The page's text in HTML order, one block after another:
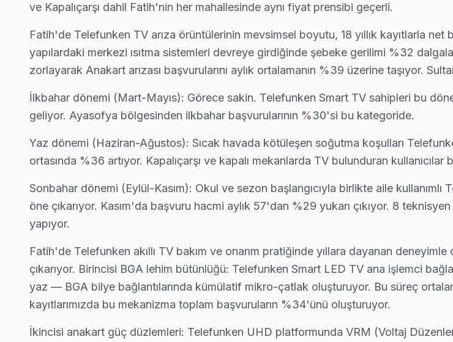
Hocapaşa'de Telefunken TV güç kartı kondansatör şişmesi en yaygın arızalardan biri. Değişim için
Hocapaşa Telefunken Açılmıyor Arıza →
İskenderpaşa Telefunken Servis
İskenderpaşa mahallesi Telefunken TV teknisyeniniz ortalama 90 dakikada kapınızda: araç takip
İskenderpaşa Telefunken Anakart Tamiri →
Kalenderhane Telefunken Servis
Kalenderhane'deki Telefunken TV kullanıcılarına ikinci el cihaz alırken de yardımcı oluyoruz: satın alma
Fatih TV Servis Merkezi →
Karagümrük Telefunken Servis
Fatih'da Karagümrük mahallesi Telefunken TV servisi için kapıya kadar ücretsiz teşhis yapıyoruz; tamir
Karagümrük Telefunken Açılmıyor Arıza →
Katip Kasım Telefunken Servis
Fatih genelinde Katip Kasım bölgesinde Telefunken TV kullanıcılarına tam donanımlı servis. Ekibimiz
Katip Kasım Telefunken Açılmıyor Arıza →
Kemalpaşa Telefunken Servis
Kemalpaşa mahallesinde Telefunken TV arızaları için aynı gün randevu. Fatih'nın bu bölgesine teknik
ve Kapalıçarşı dahil Fatih'nin her mahallesinde aynı fiyat prensibi geçerli.
Fatih'de Telefunken TV arıza örüntülerinin mevsimsel boyutu, 18 yıllık kayıtlarla
yapılardaki merkezi ısıtma sistemleri devreye girdiğinde şebeke gerilimi %32
zorlayarak Anakart arızası başvurularını aylık ortalamanın %39 üzerine taşıyor.
İlkbahar dönemi (Mart-Mayıs): Görece sakin. Telefunken Smart TV sahipleri bu
geliyor. Ayasofya bölgesinden ilkbahar başvurularının %30'si bu kategoride.
Yaz dönemi (Haziran-Ağustos): Sıcak havada kötüleşen soğutma koşulları
ortasında %36 artıyor. Kapalıçarşı ve kapalı mekanlarda TV bulunduran
Sonbahar dönemi (Eylül-Kasım): Okul ve sezon başlangıcıyla birlikte aile kullanımlı
öne çıkarıyor. Kasım'da başvuru hacmi aylık 57'dan %29 yukarı çıkıyor. 8
yapıyor.
Fatih'de Telefunken akıllı TV bakım ve onarım pratiğinde yıllara dayanan
çıkarıyor. Birincisi BGA lehim bütünlüğü: Telefunken Smart LED TV ana işlemci
yaz — BGA bilye bağlantılarında kümülatif mikro-çatlak oluşturuyor. Bu süreç
kayıtlarımızda bu mekanizma toplam başvuruların %34'ünü oluşturuyor.
İkincisi anakart güç düzlemleri: Telefunken UHD platformunda VRM (Voltaj